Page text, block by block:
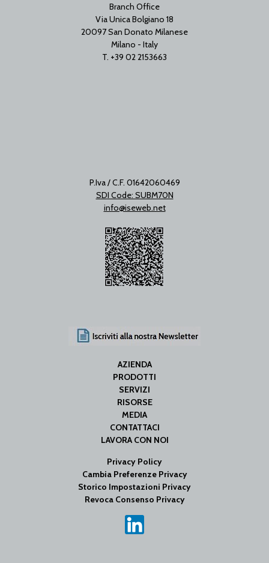
Branch Office
Via Unica Bolgiano 18
20097 San Donato Milanese
Milano - Italy
T. +39 02 2153663
P.Iva / C.F. 01642060469
SDI Code: SUBM70N
info@iseweb.net
AZIENDA
PRODOTTI
SERVIZI
RISORSE
MEDIA
CONTATTACI
LAVORA CON NOI
Privacy Policy
Cambia Preferenze Privacy
Storico Impostazioni Privacy
Revoca Consenso Privacy